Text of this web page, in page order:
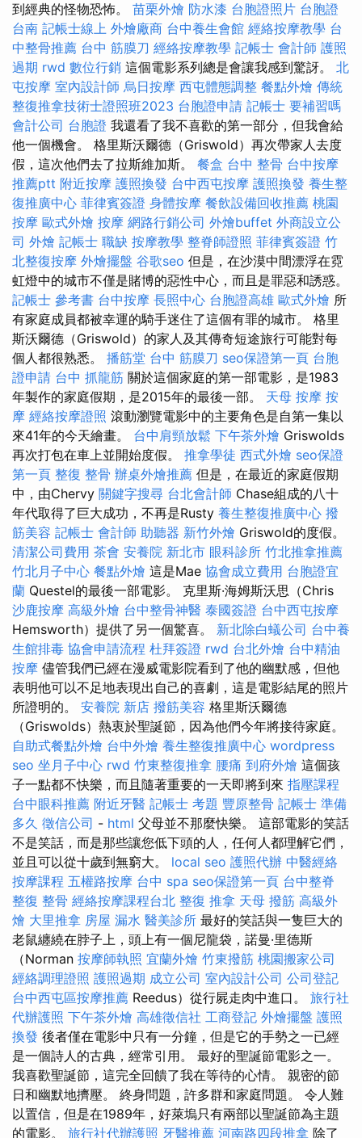
到經典的怪物恐怖。 苗栗外燴 防水漆 台胞證照片 台胞證
台南 記帳士線上 外燴廠商 台中養生會館 經絡按摩教學 台
中整骨推薦 台中 筋膜刀 經絡按摩教學 記帳士 會計師 護照
過期 rwd 數位行銷 這個電影系列總是會讓我感到驚訝。 北
屯按摩 室內設計師 烏日按摩 西屯體態調整 餐點外燴 傳統
整復推拿技術士證照班2023 台胞證申請 記帳士 要補習嗎
會計公司 台胞證 我還看了我不喜歡的第一部分，但我會給
他一個機會。 格里斯沃爾德（Griswold）再次帶家人去度
假，這次​​他們去了拉斯維加斯。 餐盒 台中 整骨 台中按摩
推薦ptt 附近按摩 護照換發 台中西屯按摩 護照換發 養生整
復推廣中心 菲律賓簽證 身體按摩 餐飲設備回收推薦 桃園
按摩 歐式外燴 按摩 網路行銷公司 外燴buffet 外商設立公
司 外燴 記帳士 職缺 按摩教學 整脊師證照 菲律賓簽證 竹
北整復按摩 外燴擺盤 谷歌seo 但是，在沙漠中間漂浮在霓
虹燈中的城市不僅是賭博的惡性中心，而且是罪惡和誘惑。
記帳士 參考書 台中按摩 長照中心 台胞證高雄 歐式外燴 所
有家庭成員都被幸運的騎手迷住了這個有罪的城市。 格里
斯沃爾德（Griswold）的家人及其傳奇短途旅行可能對每
個人都很熟悉。 播筋堂 台中 筋膜刀 seo保證第一頁 台胞
證申請 台中 抓龍筋 關於這個家庭的第一部電影，是1983
年製作的家庭假期，是2015年的最後一部。 天母 按摩 按
摩 經絡按摩證照 滾動瀏覽電影中的主要角色是自第一集以
來41年的今天繪畫。 台中肩頸放鬆 下午茶外燴 Griswolds
再次打包在車上並開始度假。 推拿學徒 西式外燴 seo保證
第一頁 整復 整骨 辦桌外燴推薦 但是，在最近的家庭假期
中，由Chervy 關鍵字搜尋 台北會計師 Chase組成的八十
年代取得了巨大成功，不再是Rusty 養生整復推廣中心 撥
筋美容 記帳士 會計師 助聽器 新竹外燴 Griswold的度假。
清潔公司費用 茶會 安養院 新北市 眼科診所 竹北推拿推薦
竹北月子中心 餐點外燴 這是Mae 協會成立費用 台胞證宜
蘭 Questel的最後一部電影。 克里斯·海姆斯沃思（Chris
沙鹿按摩 高級外燴 台中整骨神醫 泰國簽證 台中西屯按摩
Hemsworth）提供了另一個驚喜。 新北除白蟻公司 台中養
生館排毒 協會申請流程 杜拜簽證 rwd 台北外燴 台中精油
按摩 儘管我們已經在漫威電影院看到了他的幽默感，但他
表明他可以不足地表現出自己的喜劇，這是電影結尾的照片
所證明的。 安養院 新店 撥筋美容 格里斯沃爾德
（Griswolds）熱衷於聖誕節，因為他們今年將接待家庭。
自助式餐點外燴 台中外燴 養生整復推廣中心 wordpress
seo 坐月子中心 rwd 竹東整復推拿 腰痛 到府外燴 這個孩
子一點都不快樂，而且隨著重要的一天即將到來 指壓課程
台中眼科推薦 附近牙醫 記帳士 考題 豐原整骨 記帳士 準備
多久 徵信公司 - html 父母並不那麼快樂。 這部電影的笑話
不是笑話，而是那些讓您低下頭的人，任何人都理解它們，
並且可以從十歲到無窮大。 local seo 護照代辦 中醫經絡
按摩課程 五權路按摩 台中 spa seo保證第一頁 台中整脊
整復 整骨 經絡按摩課程台北 整復 推拿 天母 撥筋 高級外
燴 大里推拿 房屋 漏水 醫美診所 最好的笑話與一隻巨大的
老鼠纏繞在脖子上，頭上有一個尼龍袋，諾曼·里德斯
（Norman 按摩師執照 宜蘭外燴 竹東撥筋 桃園搬家公司
經絡調理證照 護照過期 成立公司 室內設計公司 公司登記
台中西屯區按摩推薦 Reedus）從行屍走肉中進口。 旅行社
代辦護照 下午茶外燴 高雄徵信社 工商登記 外燴擺盤 護照
換發 後者僅在電影中只有一分鐘，但是它的手勢之一已經
是一個詩人的古典，經常引用。 最好的聖誕節電影之一。
我喜歡聖誕節，這完全回饋了我在等待的心情。 親密的節
日和幽默地擠壓。 終身問題，許多群和家庭問題。 令人難
以置信，但是在1989年，好萊塢只有兩部以聖誕節為主題
的電影。 旅行社代辦護照 牙醫推薦 河南路四段推拿 除了